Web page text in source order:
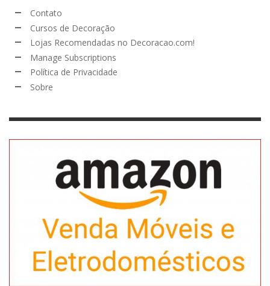
Contato
Cursos de Decoração
Lojas Recomendadas no Decoracao.com!
Manage Subscriptions
Política de Privacidade
Sobre